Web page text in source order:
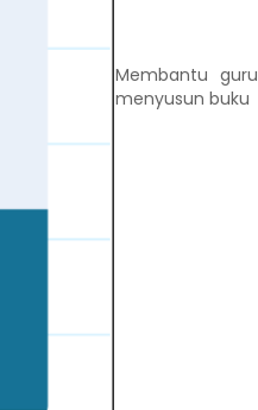
Membantu guru
menyusun buku